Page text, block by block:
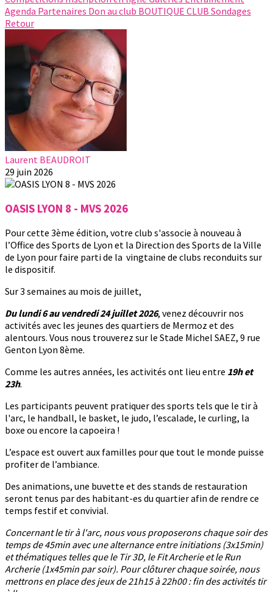
Agenda Partenaires Don au club BOUTIQUE CLUB Sondages
Retour
Laurent BEAUDROIT
29 juin 2026
OASIS LYON 8 - MVS 2026
Pour cette 3ème édition, votre club s'associe à nouveau à
l’Office des Sports de Lyon et la Direction des Sports de la Ville
de Lyon pour faire parti de la vingtaine de clubs reconduits sur
le dispositif.
Sur 3 semaines au mois de juillet,
Du lundi 6 au vendredi 24 juillet 2026, venez découvrir nos
activités avec les jeunes des quartiers de Mermoz et des
alentours. Vous nous trouverez sur le Stade Michel SAEZ, 9 rue
Genton Lyon 8ème.
Comme les autres années, les activités ont lieu entre 19h et
23h.
Les participants peuvent pratiquer des sports tels que le tir à
l'arc, le handball, le basket, le judo, l’escalade, le curling, la
boxe ou encore la capoeira !
L’espace est ouvert aux familles pour que tout le monde puisse
profiter de l’ambiance.
Des animations, une buvette et des stands de restauration
seront tenus par des habitant-es du quartier afin de rendre ce
temps festif et convivial.
Concernant le tir à l'arc, nous vous proposerons chaque soir des
temps de 45min avec une alternance entre initiations (3x15min)
et thématiques telles que le Tir 3D, le Fit Archerie et le Run
Archerie (1x45min par soir). Pour clôturer chaque soirée, nous
mettrons en place des jeux de 21h15 à 22h00 : fin des activités tir